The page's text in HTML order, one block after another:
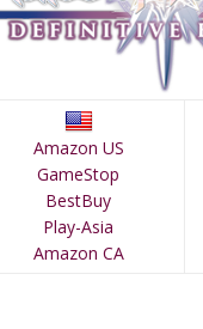
Amazon US
GameStop
BestBuy
Play-Asia
Amazon CA